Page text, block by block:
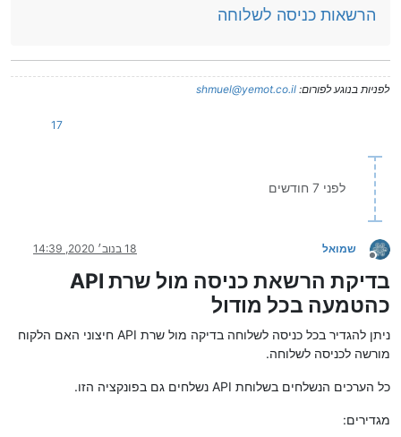
הרשאות כניסה לשלוחה
לפניות בנוגע לפורום: shmuel@yemot.co.il
17
לפני 7 חודשים
מנותק
שמואל 18 בנוב׳ 2020, 14:39
בדיקת הרשאת כניסה מול שרת API
כהטמעה בכל מודול
ניתן להגדיר בכל כניסה לשלוחה בדיקה מול שרת API חיצוני האם הלקוח
מורשה לכניסה לשלוחה.
כל הערכים הנשלחים בשלוחת API נשלחים גם בפונקציה הזו.
מגדירים: